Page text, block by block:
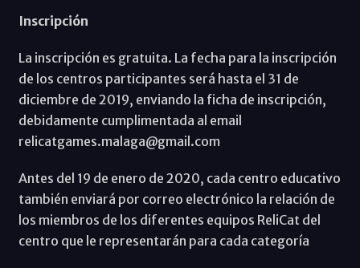
Inscripción
La inscripción es gratuita. La fecha para la inscripción
de los centros participantes será hasta el 31 de
diciembre de 2019, enviando la ficha de inscripción,
debidamente cumplimentada al email
relicatgames.malaga@gmail.com
Antes del 19 de enero de 2020, cada centro educativo
también enviará por correo electrónico la relación de
los miembros de los diferentes equipos ReliCat del
centro que le representarán para cada categoría